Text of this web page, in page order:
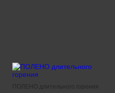
ПОЛЕНО длительного горения